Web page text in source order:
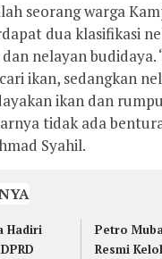
seorang warga
dua klasifikasi
nelayan
ikan, sedangkan
ikan dan
tidak ada
Syahil.
Hadiri
Petro
Resmi